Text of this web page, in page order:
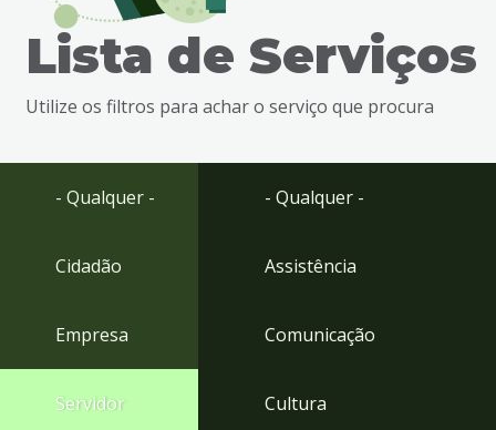
busca
Ir
Lista de Serviços
Utilize os filtros para achar o serviço que procura
- Qualquer -
Cidadão
Empresa
Servidor
- Qualquer -
Assistência
Comunicação
Cultura